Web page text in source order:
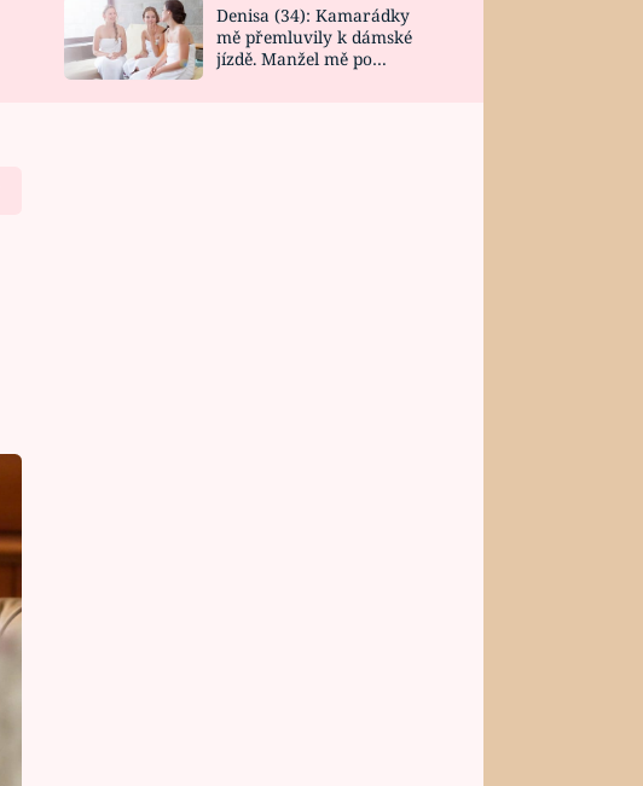
DESIGN
Denisa (34): Kamarádky
mě přemluvily k dámské
jízdě. Manžel mě po